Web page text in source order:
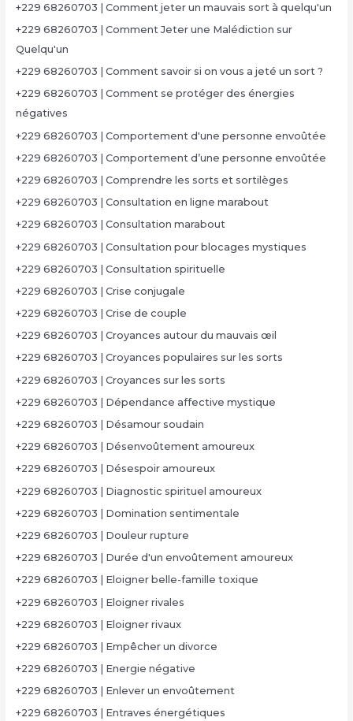
+229 68260703 | Comment jeter un mauvais sort à quelqu'un
+229 68260703 | Comment Jeter une Malédiction sur
Quelqu'un
+229 68260703 | Comment savoir si on vous a jeté un sort ?
+229 68260703 | Comment se protéger des énergies
négatives
+229 68260703 | Comportement d'une personne envoûtée
+229 68260703 | Comportement d’une personne envoûtée
+229 68260703 | Comprendre les sorts et sortilèges
+229 68260703 | Consultation en ligne marabout
+229 68260703 | Consultation marabout
+229 68260703 | Consultation pour blocages mystiques
+229 68260703 | Consultation spirituelle
+229 68260703 | Crise conjugale
+229 68260703 | Crise de couple
+229 68260703 | Croyances autour du mauvais œil
+229 68260703 | Croyances populaires sur les sorts
+229 68260703 | Croyances sur les sorts
+229 68260703 | Dépendance affective mystique
+229 68260703 | Désamour soudain
+229 68260703 | Désenvoûtement amoureux
+229 68260703 | Désespoir amoureux
+229 68260703 | Diagnostic spirituel amoureux
+229 68260703 | Domination sentimentale
+229 68260703 | Douleur rupture
+229 68260703 | Durée d'un envoûtement amoureux
+229 68260703 | Eloigner belle-famille toxique
+229 68260703 | Eloigner rivales
+229 68260703 | Eloigner rivaux
+229 68260703 | Empêcher un divorce
+229 68260703 | Energie négative
+229 68260703 | Enlever un envoûtement
+229 68260703 | Entraves énergétiques